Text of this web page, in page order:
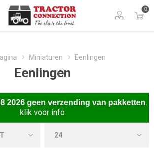
0
Miniaturen Eenlingen
Eenlingen
2026 geen verzending van pakketten.
klik voor info